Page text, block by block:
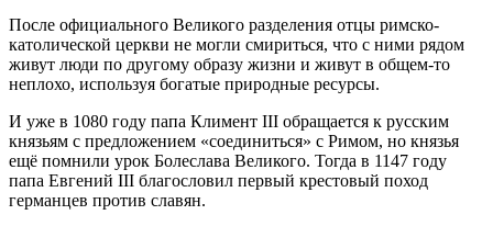
После официального Великого разделения отцы римско-
католической церкви не могли смириться, что с ними рядом
живут люди по другому образу жизни и живут в общем-то
неплохо, используя богатые природные ресурсы.
И уже в 1080 году папа Климент III обращается к русским
князьям c предложением «соединиться» с Римом, но князья
ещё помнили урок Болеслава Великого. Тогда в 1147 году
папа Евгений III благословил первый крестовый поход
германцев против славян.